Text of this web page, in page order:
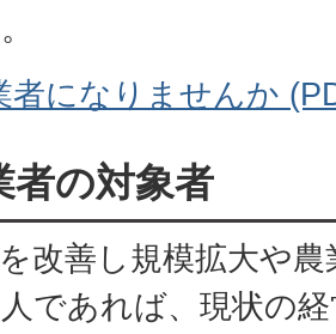
者になりませんか
者の対象者
改善し規模拡大や
であれば、現状の